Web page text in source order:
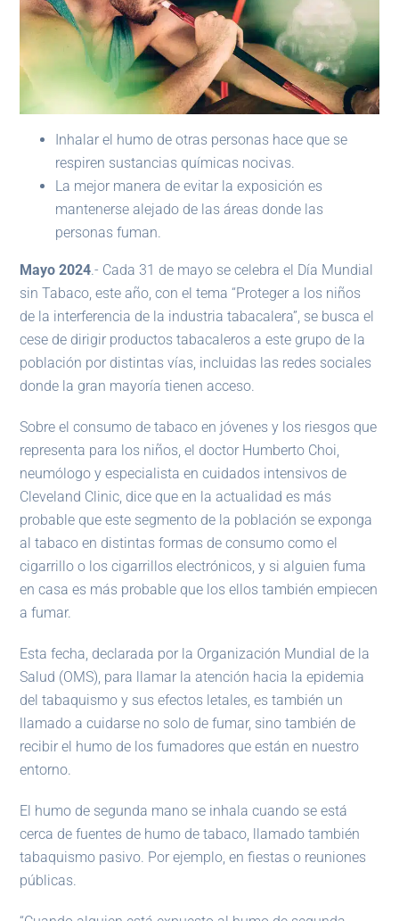
Inhalar el humo de otras personas hace que se
respiren sustancias químicas nocivas.
La mejor manera de evitar la exposición es
mantenerse alejado de las áreas donde las
personas fuman.
Mayo 2024.- Cada 31 de mayo se celebra el Día Mundial
sin Tabaco, este año, con el tema “Proteger a los niños
de la interferencia de la industria tabacalera”, se busca el
cese de dirigir productos tabacaleros a este grupo de la
población por distintas vías, incluidas las redes sociales
donde la gran mayoría tienen acceso.
Sobre el consumo de tabaco en jóvenes y los riesgos que
representa para los niños, el doctor Humberto Choi,
neumólogo y especialista en cuidados intensivos de
Cleveland Clinic, dice que en la actualidad es más
probable que este segmento de la población se exponga
al tabaco en distintas formas de consumo como el
cigarrillo o los cigarrillos electrónicos, y si alguien fuma
en casa es más probable que los ellos también empiecen
a fumar.
Esta fecha, declarada por la Organización Mundial de la
Salud (OMS), para llamar la atención hacia la epidemia
del tabaquismo y sus efectos letales, es también un
llamado a cuidarse no solo de fumar, sino también de
recibir el humo de los fumadores que están en nuestro
entorno.
El humo de segunda mano se inhala cuando se está
cerca de fuentes de humo de tabaco, llamado también
tabaquismo pasivo. Por ejemplo, en fiestas o reuniones
públicas.